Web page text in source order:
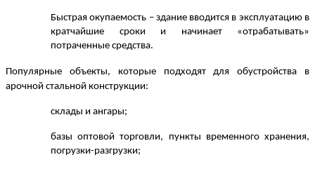
Быстрая окупаемость – здание вводится в эксплуатацию в
кратчайшие сроки и начинает «отрабатывать»
потраченные средства.
Популярные объекты, которые подходят для обустройства в
арочной стальной конструкции:
склады и ангары;
базы оптовой торговли, пункты временного хранения,
погрузки-разгрузки;